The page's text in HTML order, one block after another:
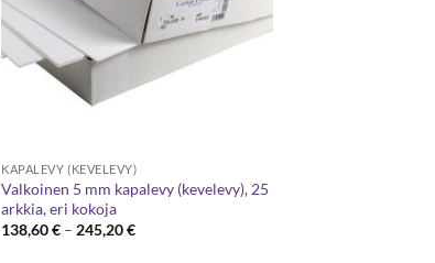
KAPALEVY (KEVELEVY)
Valkoinen 5 mm kapalevy (kevelevy), 25
arkkia, eri kokoja
138,60€ – 245,20€Hintaluokka: